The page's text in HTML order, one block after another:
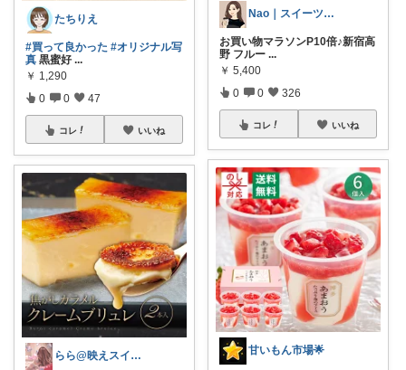
たちりえ
#買って良かった #オリジナル写
真 黒蜜好 ...
￥ 1,290
0 0 47
コレ いいね
らら@映えスイーツとQOLアップ
Nao｜スイーツROOM🍰
お買い物マラソンP10倍♪新宿高
野 フルー ...
￥ 5,400
0 0 326
コレ いいね
甘いもん市場🌟